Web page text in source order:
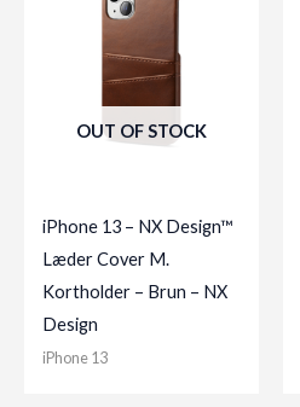
OUT OF STOCK
iPhone 13 – NX Design™
Læder Cover M.
Kortholder – Brun – NX
Design
iPhone 13